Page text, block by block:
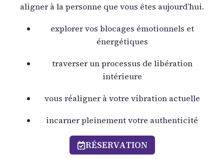
aligner à la personne que vous êtes aujourd’hui.
explorer vos blocages émotionnels et
énergétiques
traverser un processus de libération
intérieure
vous réaligner à votre vibration actuelle
incarner pleinement votre authenticité
RÉSERVATION